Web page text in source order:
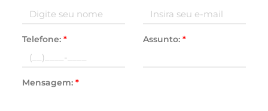
Telefone: * Assunto: *
Mensagem: *